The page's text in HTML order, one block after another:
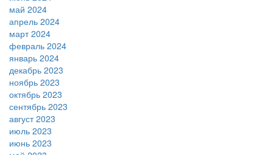
май 2024
апрель 2024
март 2024
февраль 2024
январь 2024
декабрь 2023
ноябрь 2023
октябрь 2023
сентябрь 2023
август 2023
июль 2023
июнь 2023